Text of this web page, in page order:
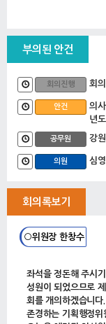
부의된 안건
회의진행 회
안건
의
년
공무원 강
의원 심
의원
의원
의원 김
의원 류
의원 한
회의록보기
○위원장 한창수
좌석을 정돈해 주시
성원이 되었으므로
회를 개의하겠습니다.
존경하는 기획행정